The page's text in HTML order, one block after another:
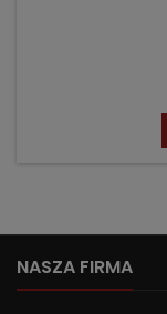
NASZA FIRMA